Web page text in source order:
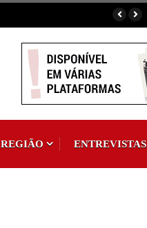
REGIÃO ENTREVISTAS